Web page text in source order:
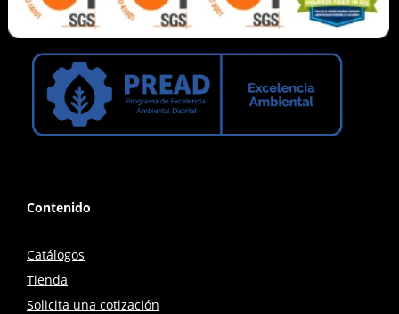
Contenido
Catálogos
Tienda
Solicita una cotización